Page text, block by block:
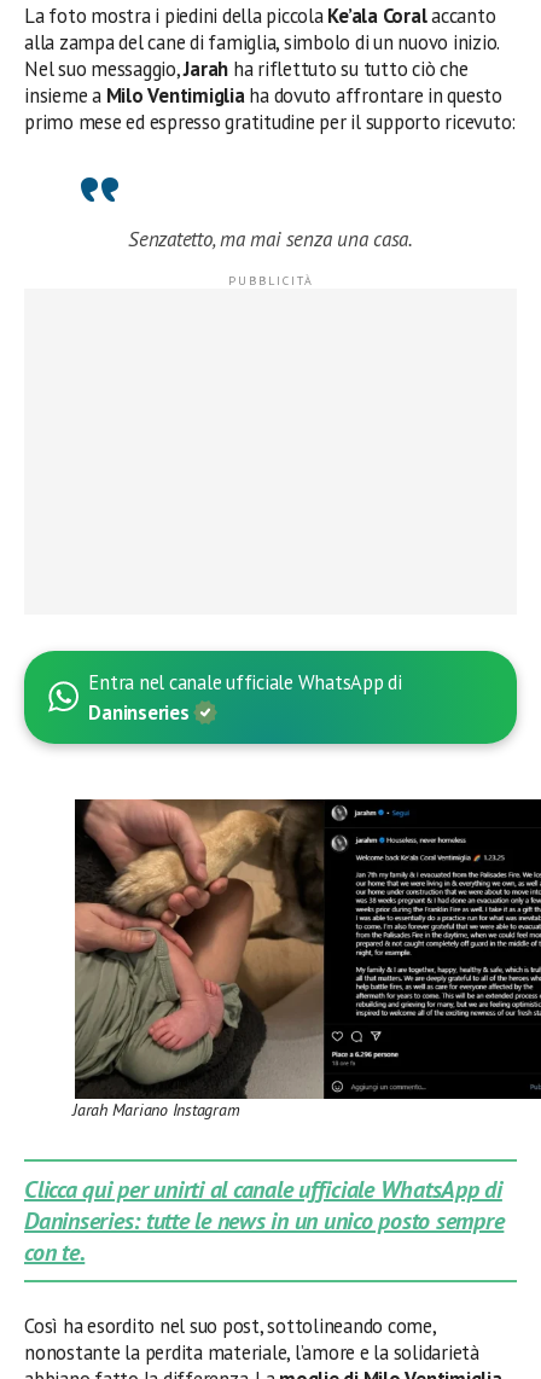
La foto mostra i piedini della piccolaKe’ala Coralaccanto
alla zampa del cane di famiglia, simbolo di un nuovo inizio.
Nel suo messaggio,Jarah ha riflettuto su tutto ciò che
insieme a Milo Ventimigliaha dovuto affrontare in questo
primo mese ed espresso gratitudine per il supporto ricevuto:
Senzatetto, ma mai senza una casa.
Entra nel canale ufficiale WhatsApp di
Daninseries
Jarah Mariano Instagram
Clicca qui per unirti al canale ufficiale WhatsApp di
Daninseries: tutte le news in un unico posto sempre
con te.
Così ha esordito nel suo post, sottolineando come,
nonostante la perdita materiale, l’amore e la solidarietà